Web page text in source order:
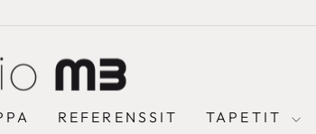
REFERENSSIT TAPETIT